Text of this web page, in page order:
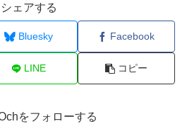
シェアする
Bluesky Facebook
LINE コピー
をフォローする